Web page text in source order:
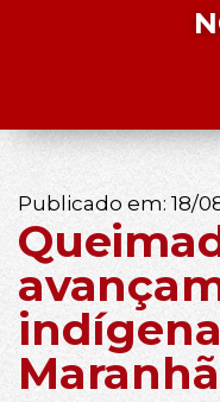
Publicado em: 18/